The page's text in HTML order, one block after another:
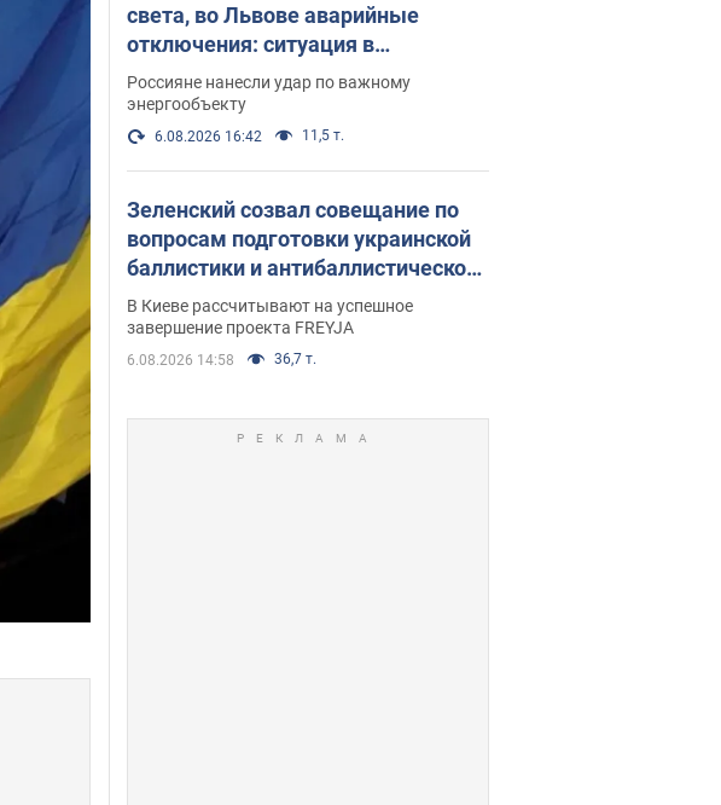
света, во Львове аварийные
отключения: ситуация в
энергосистеме 6 августа
Россияне нанесли удар по важному
энергообъекту
6.08.2026 16:42 11,5 т.
Зеленский созвал совещание по
вопросам подготовки украинской
баллистики и антибаллистической
программы FREYJA: какие
решения готовятся
В Киеве рассчитывают на успешное
завершение проекта FREYJA
6.08.2026 14:58 36,7 т.